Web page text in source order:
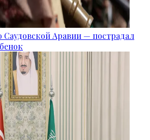
Саудовской Аравии — пострадал